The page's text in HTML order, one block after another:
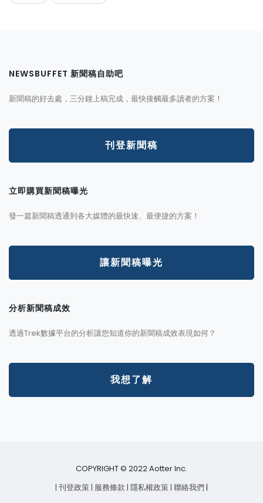
NEWSBUFFET 新聞稿自助吧
新聞稿的好去處，三分鐘上稿完成，最快接觸最多讀者的方案！
刊登新聞稿
立即購買新聞稿曝光
發一篇新聞稿透通到各大媒體的最快速、最便捷的方案！
讓新聞稿曝光
分析新聞稿成效
透過Trek數據平台的分析讓您知道你的新聞稿成效表現如何？
我想了解
COPYRIGHT © 2022 Aotter Inc.
| 刊登政策| 服務條款| 隱私權政策| 聯絡我們 |